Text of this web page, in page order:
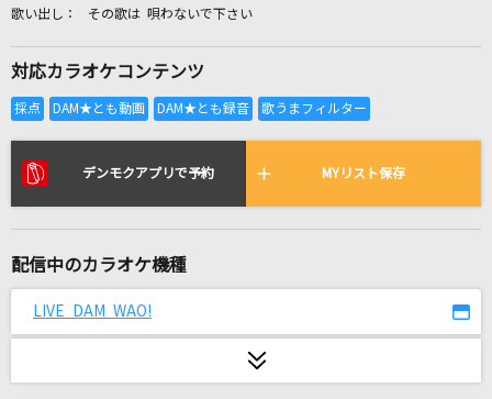
全国りれき
リアルタイムで歌われている曲の一覧
FIELD OF VIEW(the FIELD OF VIEW)
機械油
その歌は 唄わないで下さい
対応カラオケコンテンツ
デンモクアプリで予約 MYリスト保存
配信中のカラオケ機種
LIVE DAM WAO!